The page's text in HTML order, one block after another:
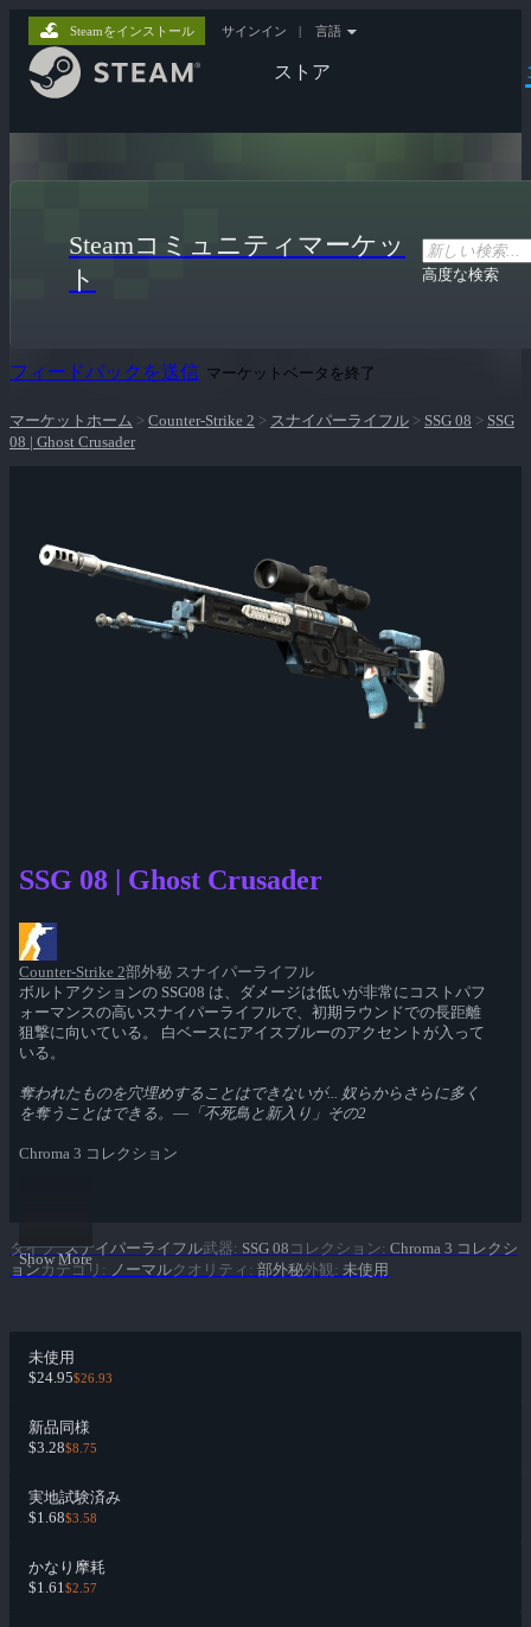
ストア
Steamをインストール サインイン | 言語
Steamコミュニティマーケッ
ト
高度な検索
フィードバックを送信 マーケットベータを終了
マーケットホーム > Counter-Strike 2 > スナイパーライフル > SSG 08 > SSG
08 | Ghost Crusader
SSG 08 | Ghost Crusader
Counter-Strike 2部外秘 スナイパーライフル
ボルトアクションの SSG08 は、ダメージは低いが非常にコストパフ
ォーマンスの高いスナイパーライフルで、初期ラウンドでの長距離
狙撃に向いている。 白ベースにアイスブルーのアクセントが入って
いる。
奪われたものを穴埋めすることはできないが... 奴らからさらに多く
を奪うことはできる。―「不死鳥と新入り」その2
Chroma 3 コレクション
Show More
タイプ: スナイパーライフル武器: SSG 08 コレクション: Chroma 3 コレクシ
ョンカテゴリ : ノーマルクオリティ : 部外秘外観: 未使用
未使用
$24.95$26.93
新品同様
$3.28$8.75
実地試験済み
$1.68$3.58
かなり摩耗
$1.61$2.57